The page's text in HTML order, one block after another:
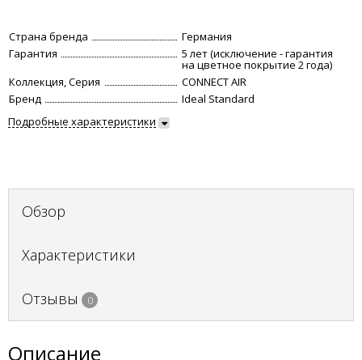
Страна бренда
Германия
Гарантия
5 лет (исключение - гарантия
на цветное покрытие 2 года)
Коллекция, Серия
CONNECT AIR
Бренд
Ideal Standard
Подробные характеристики
Обзор
Характеристики
Отзывы 0
Описание